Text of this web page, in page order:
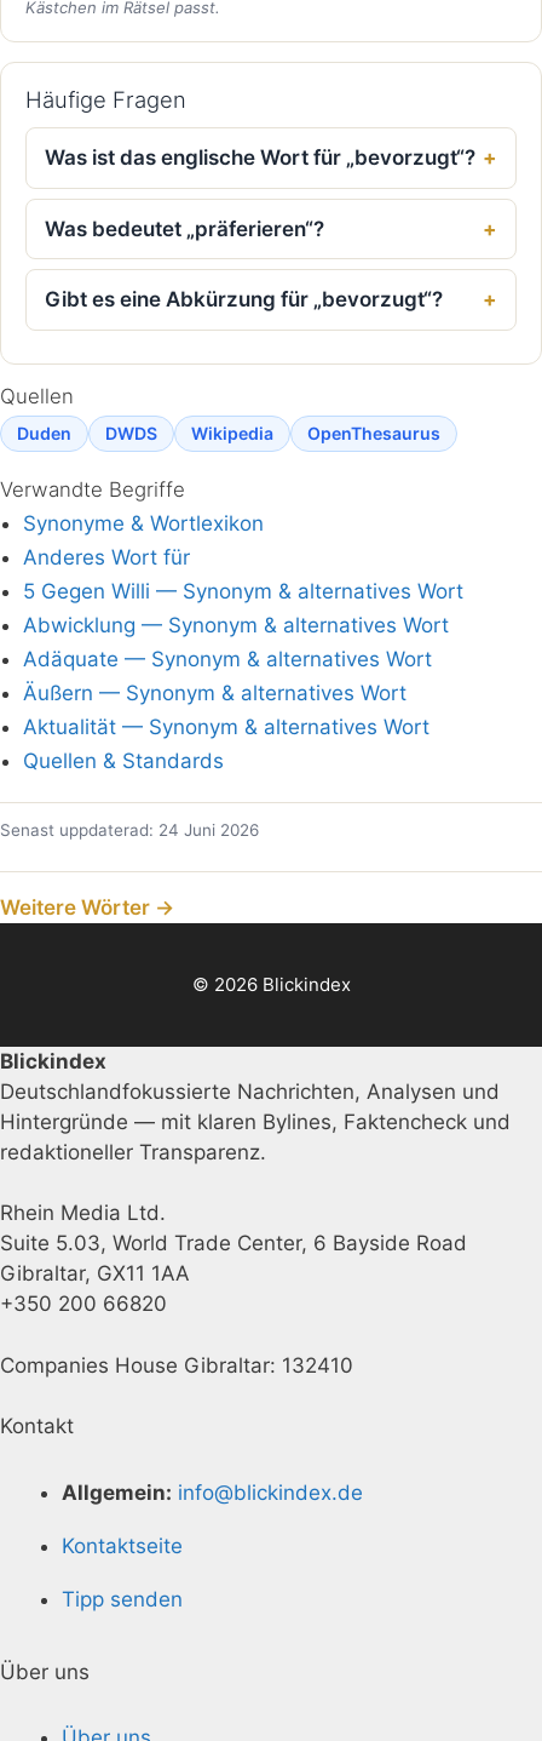
Kästchen im Rätsel passt.
Häufige Fragen
Was ist das englische Wort für „bevorzugt“?
Was bedeutet „präferieren“?
Gibt es eine Abkürzung für „bevorzugt“?
Quellen
Duden DWDS Wikipedia OpenThesaurus
Verwandte Begriffe
Synonyme & Wortlexikon
Anderes Wort für
5 Gegen Willi — Synonym & alternatives Wort
Abwicklung — Synonym & alternatives Wort
Adäquate — Synonym & alternatives Wort
Äußern — Synonym & alternatives Wort
Aktualität — Synonym & alternatives Wort
Quellen & Standards
Senast uppdaterad: 24 Juni 2026
Weitere Wörter →
© 2026 Blickindex
Blickindex
Deutschlandfokussierte Nachrichten, Analysen und
Hintergründe — mit klaren Bylines, Faktencheck und
redaktioneller Transparenz.
Rhein Media Ltd.
Suite 5.03, World Trade Center, 6 Bayside Road
Gibraltar, GX11 1AA
+350 200 66820
Companies House Gibraltar: 132410
Kontakt
Allgemein: info@blickindex.de
Kontaktseite
Tipp senden
Über uns